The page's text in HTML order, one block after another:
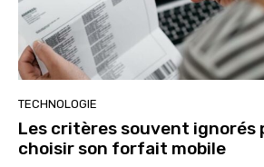
TECHNOLOGIE
Les critères souvent ignorés
choisir son forfait mobile